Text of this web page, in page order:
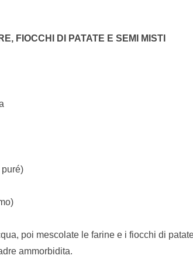
FIOCCHI DI PATATE E SEMI MISTI
poi mescolate le farine e i fiocchi di
ammorbidita.